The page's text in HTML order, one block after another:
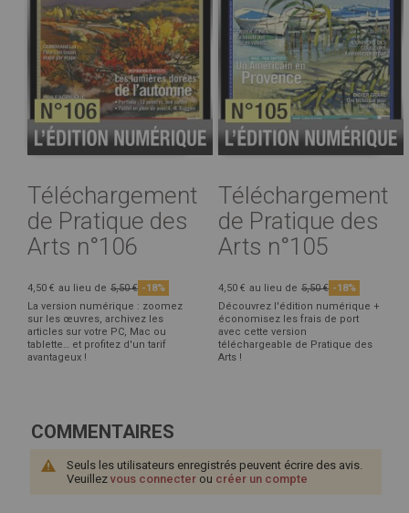
Téléchargement
de Pratique des
Arts n°106
4,50 € au lieu de 5,50 € -18%
La version numérique : zoomez
sur les œuvres, archivez les
articles sur votre PC, Mac ou
tablette… et profitez d'un tarif
avantageux !
Téléchargement
de Pratique des
Arts n°105
4,50 € au lieu de 5,50 € -18%
Découvrez l'édition numérique +
économisez les frais de port
avec cette version
téléchargeable de Pratique des
Arts !
COMMENTAIRES
Seuls les utilisateurs enregistrés peuvent écrire des avis.
Veuillez vous connecter ou créer un compte